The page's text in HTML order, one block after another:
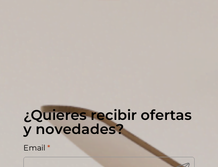
¿Quieres recibir ofertas
y novedades?
Email *